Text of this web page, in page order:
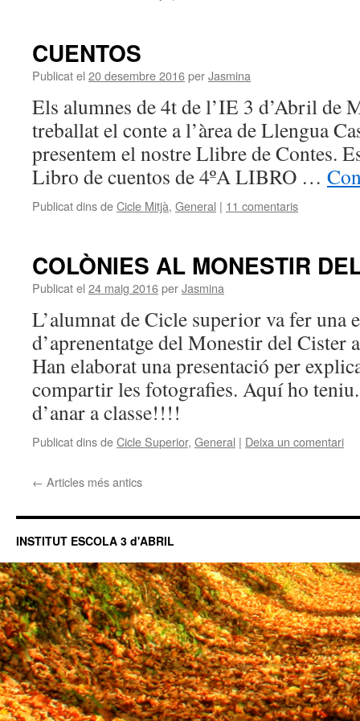
CUENTOS
Publicat el 20 desembre 2016perJasmina
Els alumnes de 4t de l’IE 3 d’Abril de
treballat el conte a l’àrea de Llengua
presentem el nostre Llibre de Contes.
Libro de cuentos de 4ºA LIBRO …
Publicat dins deCicle Mitjà, General | 11 comentaris
COLÒNIES AL MONESTIR
Publicat el 24 maig 2016perJasmina
L’alumnat de Cicle superior va fer una
d’aprenentatge del Monestir del Cister
Han elaborat una presentació per
compartir les fotografies. Aquí ho
d’anar a classe!!!!
Publicat dins deCicle Superior, General | Deixa un comentari
← Articles més antics
INSTITUT ESCOLA 3 d'ABRIL